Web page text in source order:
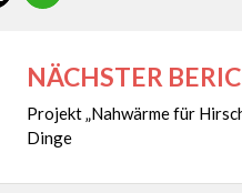
NÄCHSTER
Projekt „Nahwärme für
Dinge